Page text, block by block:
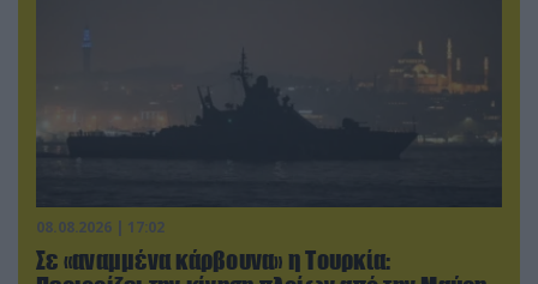
08.08.2026 | 17:02
Σε «αναμμένα κάρβουνα» η Τουρκία: